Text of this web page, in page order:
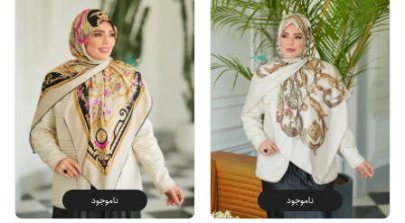
ناموجود ناموجود